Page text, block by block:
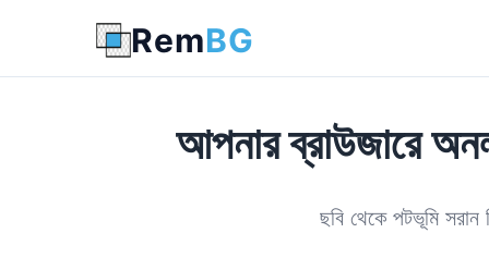
RemBG
আপনার ব্রাউজারে
ছবি থেকে পটভূমি